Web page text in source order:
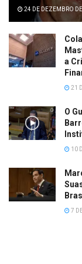
24 DE DEZEMBRO
a
21
O
10
7